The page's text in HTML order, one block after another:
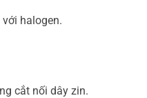
halogen.
cắt nối dây zin.